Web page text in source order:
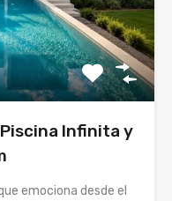
Infinita y
emociona desde el